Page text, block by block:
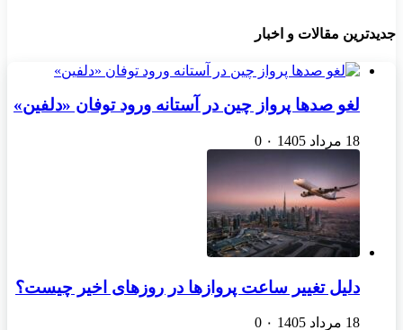
جدیدترین مقالات و اخبار
لغو صدها پرواز چین در آستانه ورود توفان «دلفین»
18 مرداد 1405 ۰ 0
دلیل تغییر ساعت پروازها در روزهای اخیر چیست؟
18 مرداد 1405 ۰ 0